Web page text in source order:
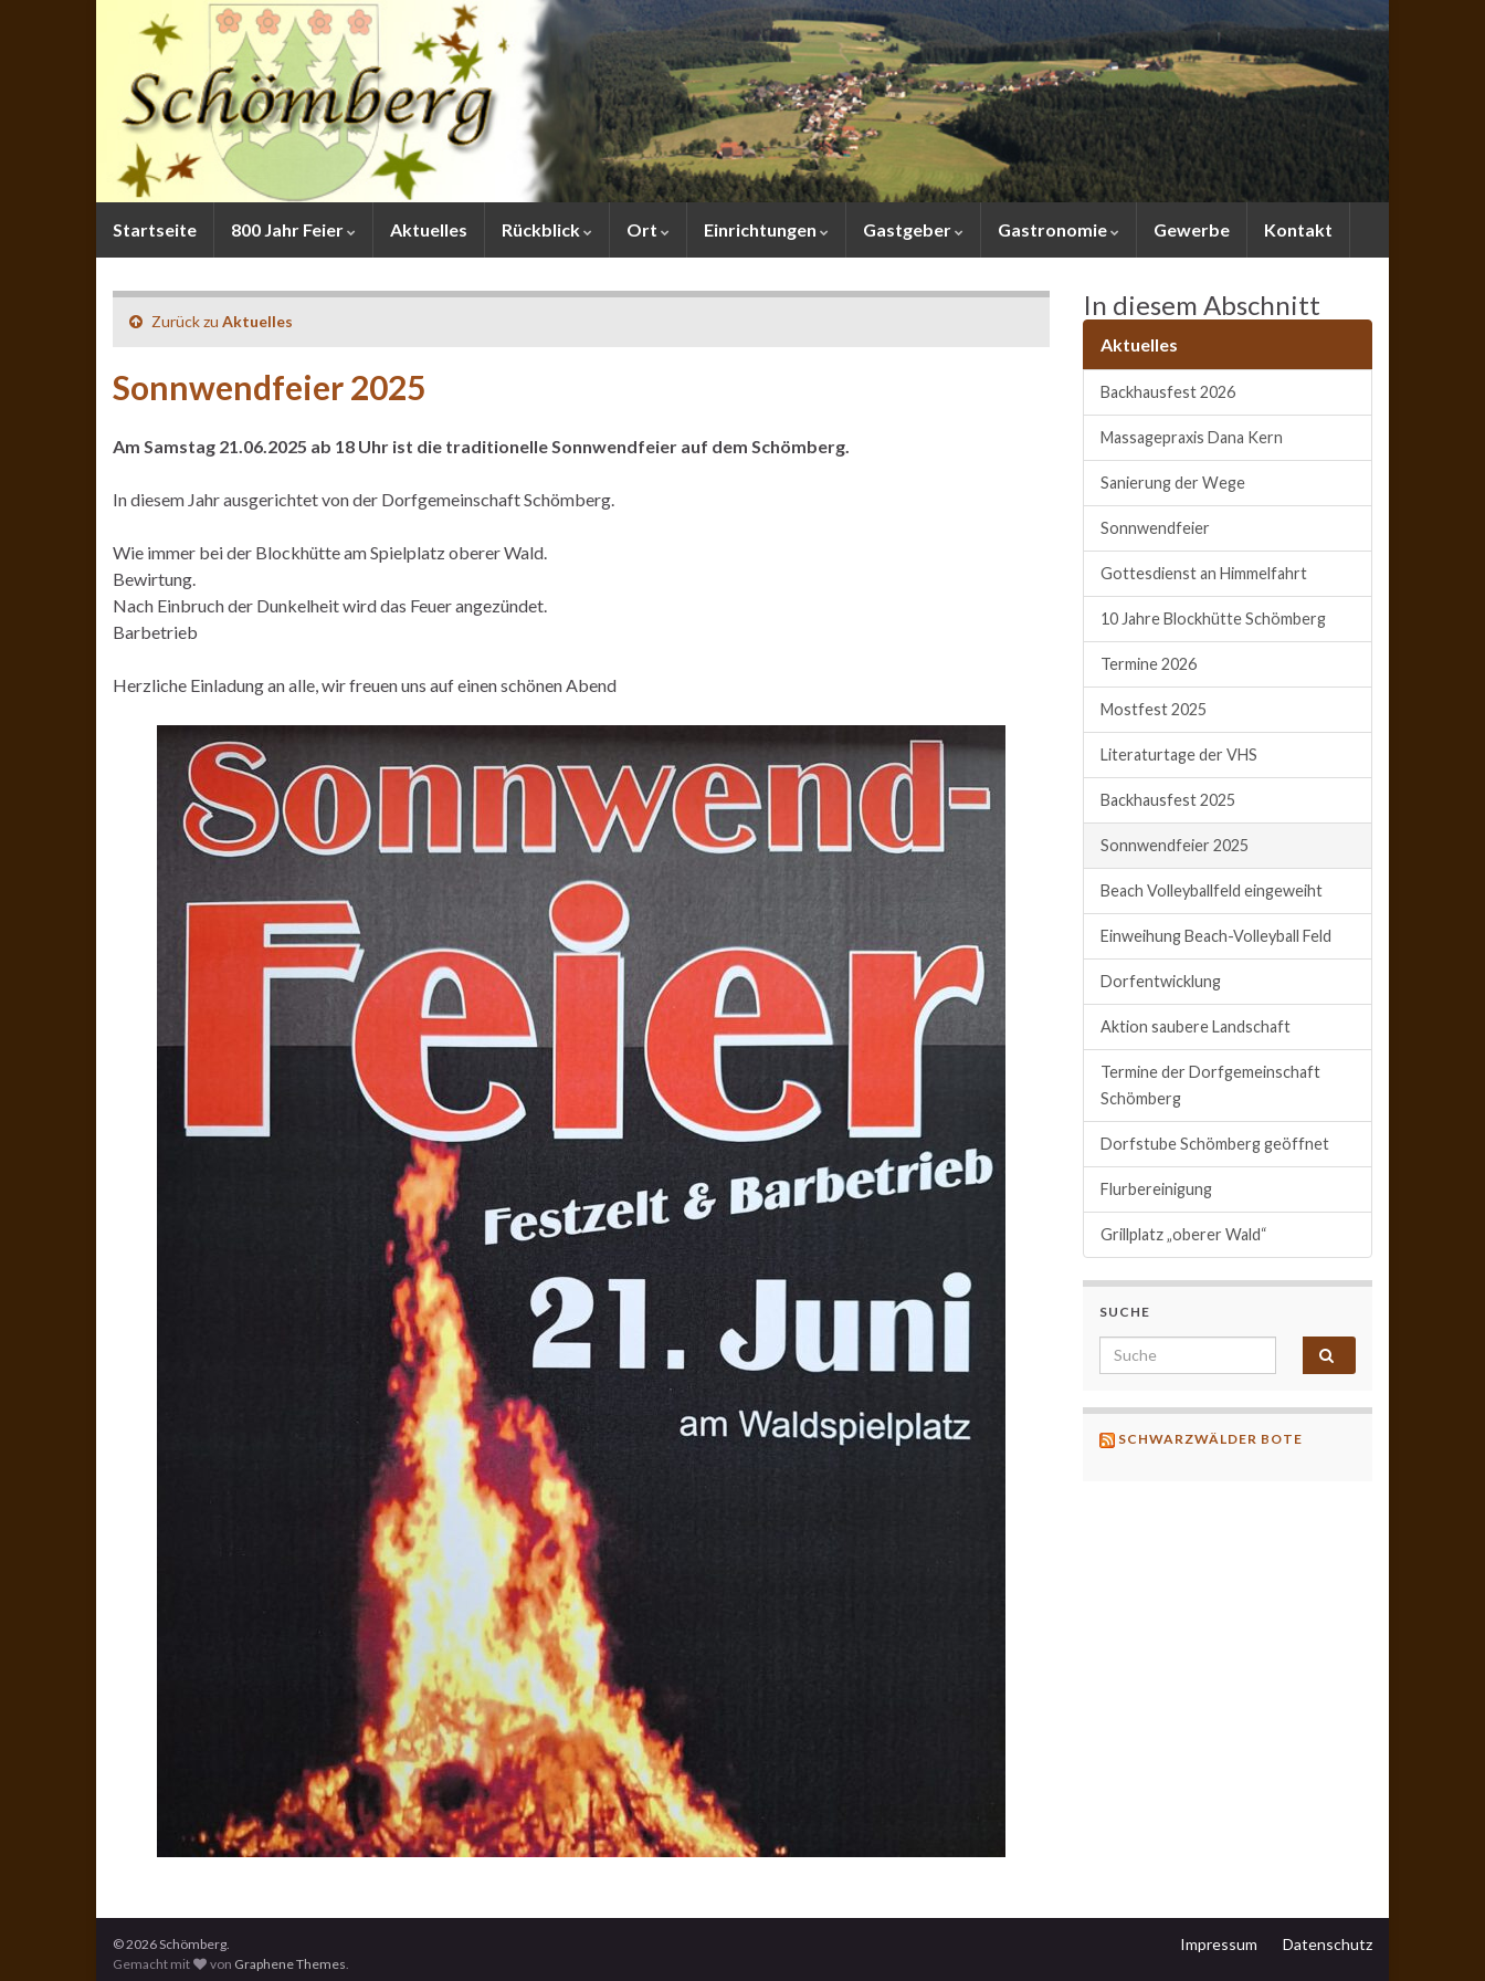
Startseite 800 Jahr Feier Aktuelles Rückblick Ort Einrichtungen Gastgeber Gastronomie Gewerbe Kontakt
Zurück zu Aktuelles
Sonnwendfeier 2025
Am Samstag 21.06.2025 ab 18 Uhr ist die traditionelle Sonnwendfeier auf dem Schömberg.
In diesem Jahr ausgerichtet von der Dorfgemeinschaft Schömberg.
Wie immer bei der Blockhütte am Spielplatz oberer Wald.
Bewirtung.
Nach Einbruch der Dunkelheit wird das Feuer angezündet.
Barbetrieb
Herzliche Einladung an alle, wir freuen uns auf einen schönen Abend
In diesem Abschnitt
Aktuelles
Backhausfest 2026
Massagepraxis Dana Kern
Sanierung der Wege
Sonnwendfeier
Gottesdienst an Himmelfahrt
10 Jahre Blockhütte Schömberg
Termine 2026
Mostfest 2025
Literaturtage der VHS
Backhausfest 2025
Sonnwendfeier 2025
Beach Volleyballfeld eingeweiht
Einweihung Beach-Volleyball Feld
Dorfentwicklung
Aktion saubere Landschaft
Termine der Dorfgemeinschaft
Schömberg
Dorfstube Schömberg geöffnet
Flurbereinigung
Grillplatz „oberer Wald“
SUCHE
Search for:
SCHWARZWÄLDER BOTE
Impressum Datenschutz
© 2026 Schömberg.
Gemacht mit
von Graphene Themes